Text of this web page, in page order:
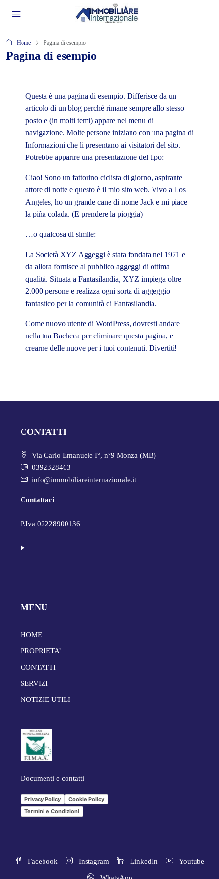
Home Pagina di esempio
Pagina di esempio
Questa è una pagina di esempio. Differisce da un
articolo di un blog perché rimane sempre allo stesso
posto e (in molti temi) appare nel menu di
navigazione. Molte persone iniziano con una pagina di
Informazioni che li presentano ai visitatori del sito.
Potrebbe apparire una presentazione del tipo:
Ciao! Sono un fattorino ciclista di giorno, aspirante
attore di notte e questo è il mio sito web. Vivo a Los
Angeles, ho un grande cane di nome Jack e mi piace
la piña colada. (E prendere la pioggia)
…o qualcosa di simile:
La Società XYZ Aggeggi è stata fondata nel 1971 e
da allora fornisce al pubblico aggeggi di ottima
qualità. Situata a Fantasilandia, XYZ impiega oltre
2.000 persone e realizza ogni sorta di aggeggio
fantastico per la comunità di Fantasilandia.
Come nuovo utente di WordPress, dovresti andare
nella tua Bacheca per eliminare questa pagina, e
crearne delle nuove per i tuoi contenuti. Divertiti!
CONTATTI
Via Carlo Emanuele I°, n°9 Monza (MB)
0392328463
info@immobiliareinternazionale.it
Contattaci
P.Iva 02228900136
MENU
HOME
PROPRIETA’
CONTATTI
SERVIZI
NOTIZIE UTILI
Documenti e contatti
Privacy Policy
Cookie Policy
Termini e Condizioni
Facebook Instagram LinkedIn Youtube